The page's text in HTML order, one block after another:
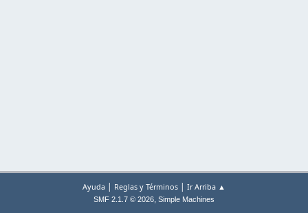
Ayuda | Reglas y Términos | Ir Arriba ▲
SMF 2.1.7 © 2026, Simple Machines